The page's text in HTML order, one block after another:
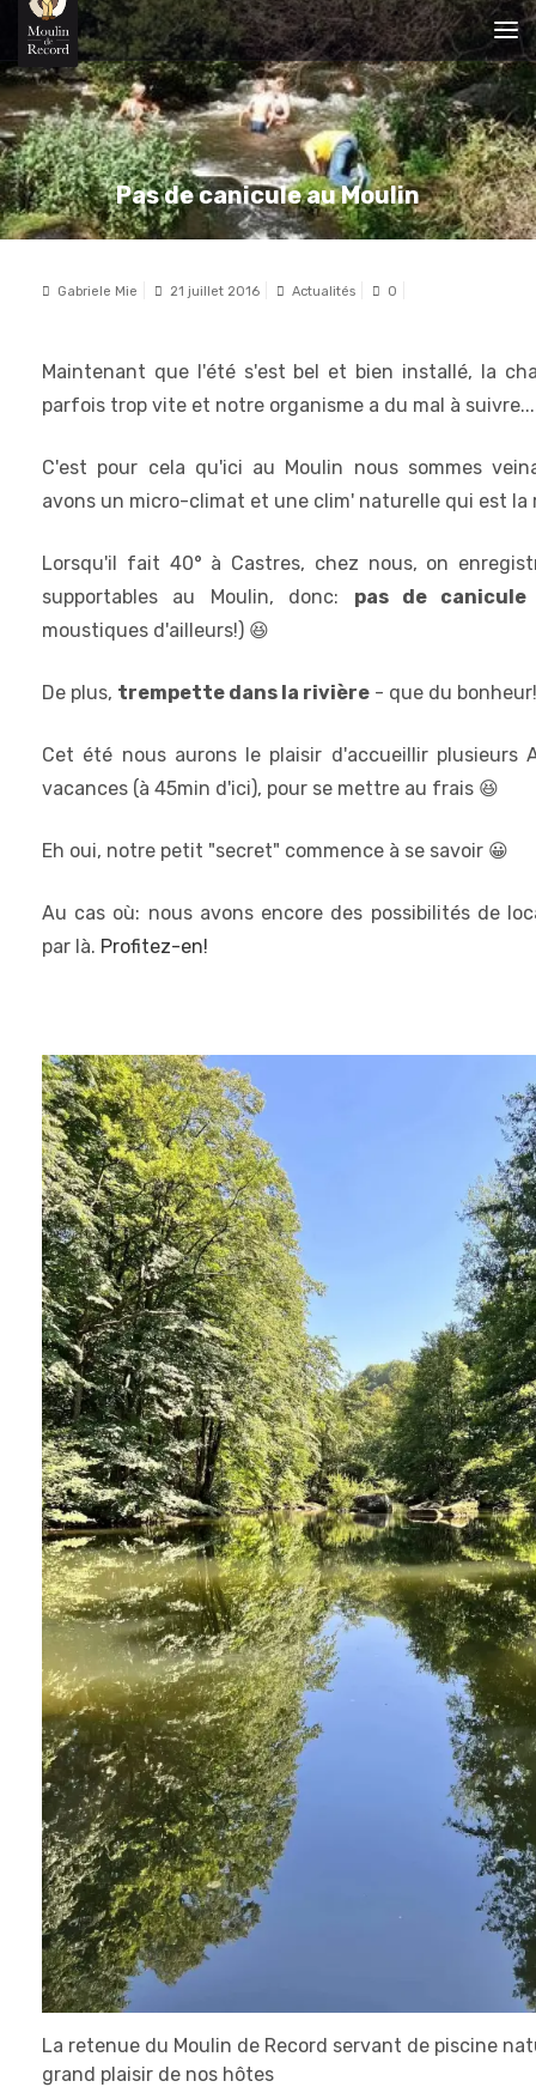
Pas de canicule au Moulin
Gabriele Mie 21 juillet 2016 Actualités 0
Maintenant que l'été s'est bel et bien installé, la
parfois trop vite et notre organisme a du mal à suivre...
C'est pour cela qu'ici au Moulin nous sommes
avons un micro-climat et une clim' naturelle qui est la
Lorsqu'il fait 40° à Castres, chez nous, on
supportables au Moulin, donc: pas de
moustiques d'ailleurs!) 😆
De plus, trempette dans la rivière - que du bonheur!
Cet été nous aurons le plaisir d'accueillir plusieurs
vacances (à 45min d'ici), pour se mettre au frais 😆
Eh oui, notre petit "secret" commence à se savoir 😀
Au cas où: nous avons encore des possibilités de
par là. Profitez-en!
La retenue du Moulin de Record servant de piscine
grand plaisir de nos hôtes